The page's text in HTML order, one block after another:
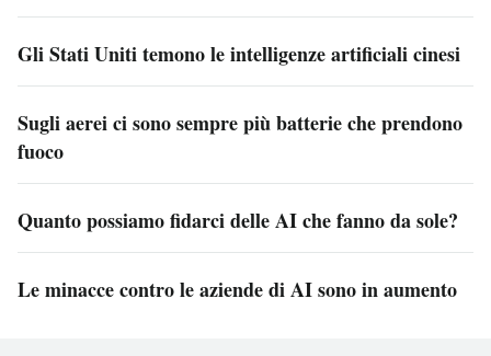
Gli Stati Uniti temono le intelligenze artificiali cinesi
Sugli aerei ci sono sempre più batterie che prendono
fuoco
Quanto possiamo fidarci delle AI che fanno da sole?
Le minacce contro le aziende di AI sono in aumento